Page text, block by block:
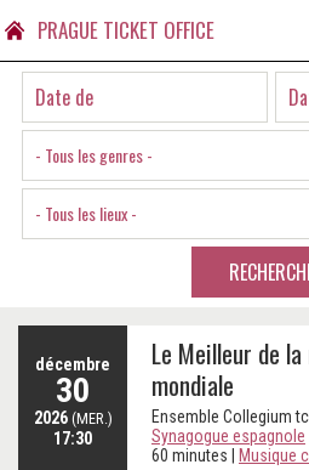
PRAGUE TICKET OFFICE
- Tous les genres -
- Tous les lieux -
décembre
30
2026 (MER.)
17:30
Le Meilleur de
mondiale
Ensemble Collegium
Synagogue espagnole
60 minutes
Musique